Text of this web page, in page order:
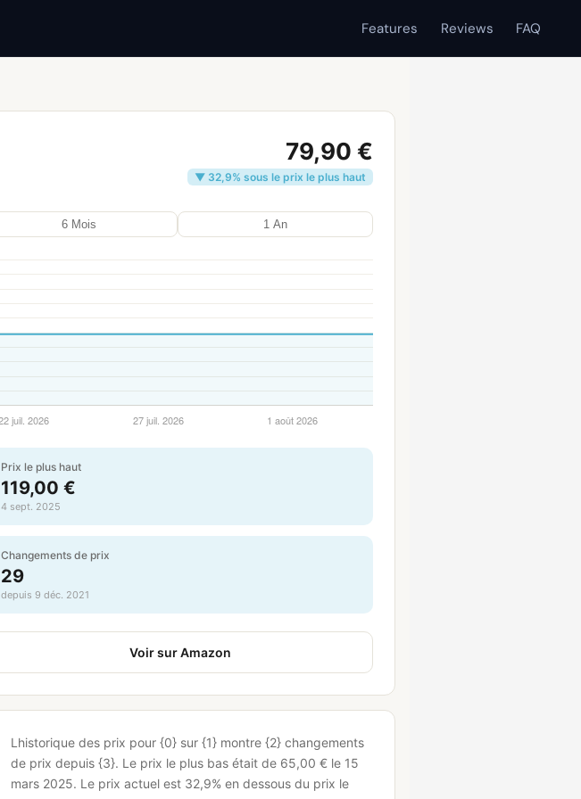
Features Reviews FAQ
79,90 €
▼ 32,9% sous le prix le plus haut
6 Mois 1 An
Prix le plus haut
119,00 €
4 sept. 2025
Changements de prix
29
depuis 9 déc. 2021
Voir sur Amazon
Lhistorique des prix pour {0} sur {1} montre {2} changements
de prix depuis {3}. Le prix le plus bas était de 65,00 € le 15
mars 2025. Le prix actuel est 32,9% en dessous du prix le